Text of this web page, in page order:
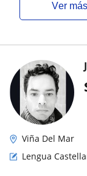
ver más
Viña Del Mar
Lengua